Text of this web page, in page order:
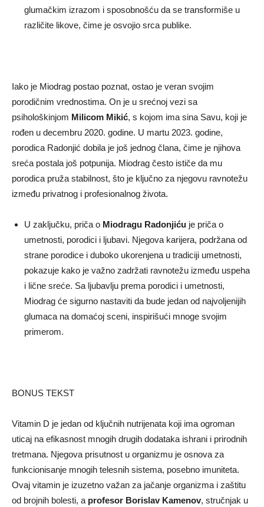
glumačkim izrazom i sposobnošću da se transformiše u
različite likove, čime je osvojio srca publike.
Iako je Miodrag postao poznat, ostao je veran svojim
porodičnim vrednostima. On je u srećnoj vezi sa
psihološkinjom Milicom Mikić, s kojom ima sina Savu, koji je
rođen u decembru 2020. godine. U martu 2023. godine,
porodica Radonjić dobila je još jednog člana, čime je njihova
sreća postala još potpunija. Miodrag često ističe da mu
porodica pruža stabilnost, što je ključno za njegovu ravnotežu
između privatnog i profesionalnog života.
U zaključku, priča o Miodragu Radonjiću je priča o
umetnosti, porodici i ljubavi. Njegova karijera, podržana od
strane porodice i duboko ukorenjena u tradiciji umetnosti,
pokazuje kako je važno zadržati ravnotežu između uspeha
i lične sreće. Sa ljubavlju prema porodici i umetnosti,
Miodrag će sigurno nastaviti da bude jedan od najvoljenijih
glumaca na domaćoj sceni, inspirišući mnoge svojim
primerom.
BONUS TEKST
Vitamin D je jedan od ključnih nutrijenata koji ima ogroman
uticaj na efikasnost mnogih drugih dodataka ishrani i prirodnih
tretmana. Njegova prisutnost u organizmu je osnova za
funkcionisanje mnogih telesnih sistema, posebno imuniteta.
Ovaj vitamin je izuzetno važan za jačanje organizma i zaštitu
od brojnih bolesti, a profesor Borislav Kamenov, stručnjak u